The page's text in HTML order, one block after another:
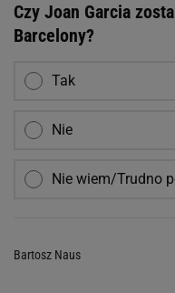
Czy Joan Garcia
Barcelony?
Tak
Nie
Nie wiem/Trudno
Bartosz Naus